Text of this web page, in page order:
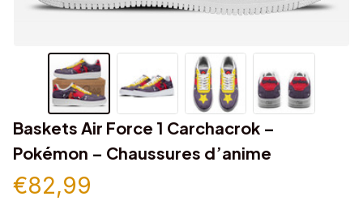
Baskets Air Force 1 Carchacrok –
Pokémon – Chaussures d’anime
€82,99